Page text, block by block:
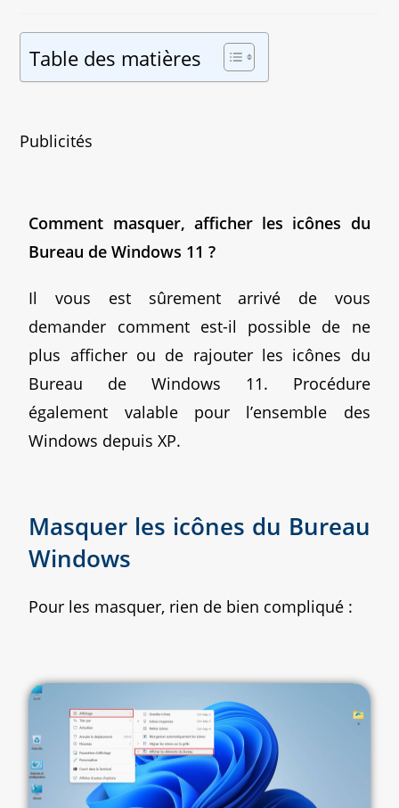
Table des matières
Publicités
Comment masquer, afficher les icônes du
Bureau de Windows 11 ?
Il vous est sûrement arrivé de vous
demander comment est-il possible de ne
plus afficher ou de rajouter les icônes du
Bureau de Windows 11. Procédure
également valable pour l’ensemble des
Windows depuis XP.
Masquer les icônes du Bureau
Windows
Pour les masquer, rien de bien compliqué :